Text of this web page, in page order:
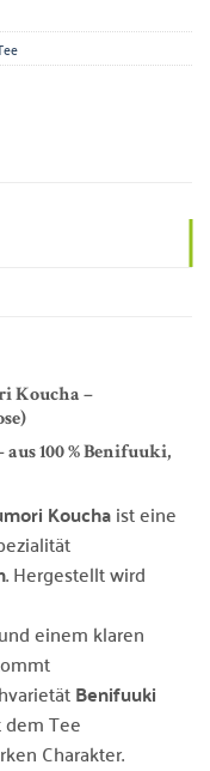
Koucha –
100 % Benifuuki,
Kouchaist eine
. Hergestellt wird
einem klaren
Benifuuki
Tee
Charakter.